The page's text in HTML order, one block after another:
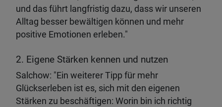
und das führt langfristig dazu, dass wir unseren
Alltag besser bewältigen können und mehr
positive Emotionen erleben."
2. Eigene Stärken kennen und nutzen
Salchow: "Ein weiterer Tipp für mehr
Glückserleben ist es, sich mit den eigenen
Stärken zu beschäftigen: Worin bin ich richtig